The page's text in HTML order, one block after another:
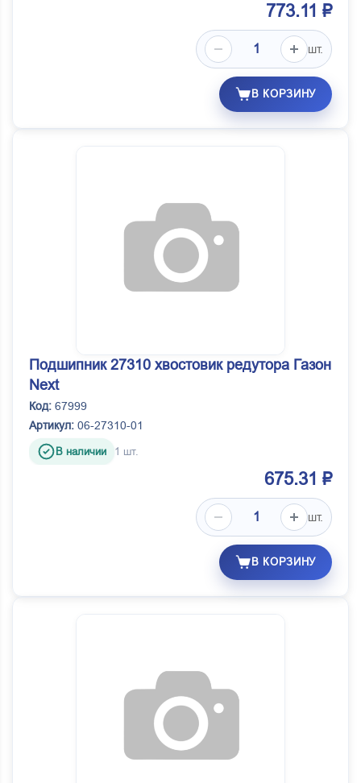
773.11 ₽
шт.
В КОРЗИНУ
Подшипник 27310 хвостовик редутора Газон
Next
Код: 67999
Артикул: 06-27310-01
В наличии 1 шт.
675.31 ₽
шт.
В КОРЗИНУ